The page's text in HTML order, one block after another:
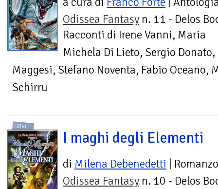
Odissea Fantasy n. 11 - Delos
Racconti di Irene Vanni, Maria
Michela Di Lieto, Sergio
Maggesi, Stefano Noventa, Fabio Oceano,
Schirru
LIBRI
I maghi degli Elementi
di Milena Debenedetti | Romanzo
Odissea Fantasy n. 10 - Delos